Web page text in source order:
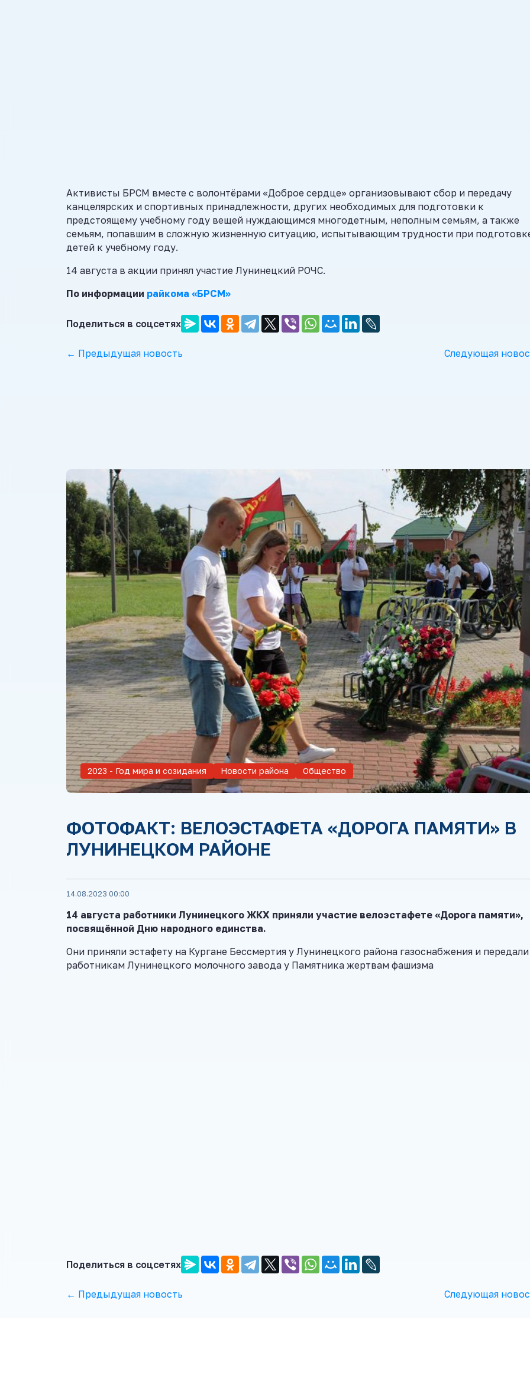
Активисты БРСМ вместе с волонтёрами «Доброе сердце» организовывают сбор и передачу
канцелярских и спортивных принадлежности, других необходимых для подготовки к
предстоящему учебному году вещей нуждающимся многодетным, неполным семьям, а также
семьям, попавшим в сложную жизненную ситуацию, испытывающим трудности при
детей к учебному году.
14 августа в акции принял участие Лунинецкий РОЧС.
По информации райкома «БРСМ»
Поделиться в соцсетях
← Предыдущая новость Следующая
2023 - Год мира и созидания Новости района Общество
ФОТОФАКТ: ВЕЛОЭСТАФЕТА «ДОРОГА ПАМЯТИ» В
ЛУНИНЕЦКОМ РАЙОНЕ
14.08.2023 00:00
14 августа работники Лунинецкого ЖКХ приняли участие велоэстафете «Дорога памяти»,
посвящённой Дню народного единства.
Они приняли эстафету на Кургане Бессмертия у Лунинецкого района газоснабжения и передали
работникам Лунинецкого молочного завода у Памятника жертвам фашизма
Поделиться в соцсетях
← Предыдущая новость Следующая